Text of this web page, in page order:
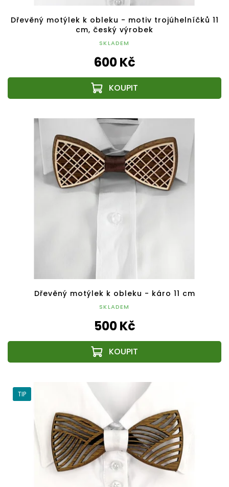
Dřevěný motýlek k obleku - motiv trojúhelníčků 11
cm, český výrobek
SKLADEM
600 Kč
Dřevěný motýlek k obleku - káro 11 cm
SKLADEM
500 Kč
TIP